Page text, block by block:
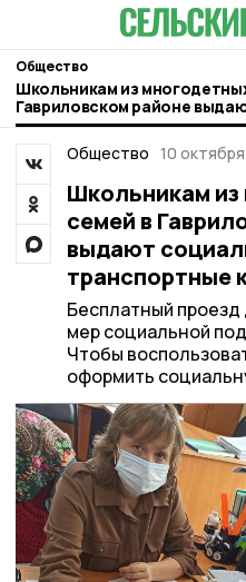
Общество
Школьникам из
Гавриловском районе
социальные транспортные
Общество 10
Школьникам
семей в
выдают
транспортные
Бесплатный
мер социальной
Чтобы
оформить